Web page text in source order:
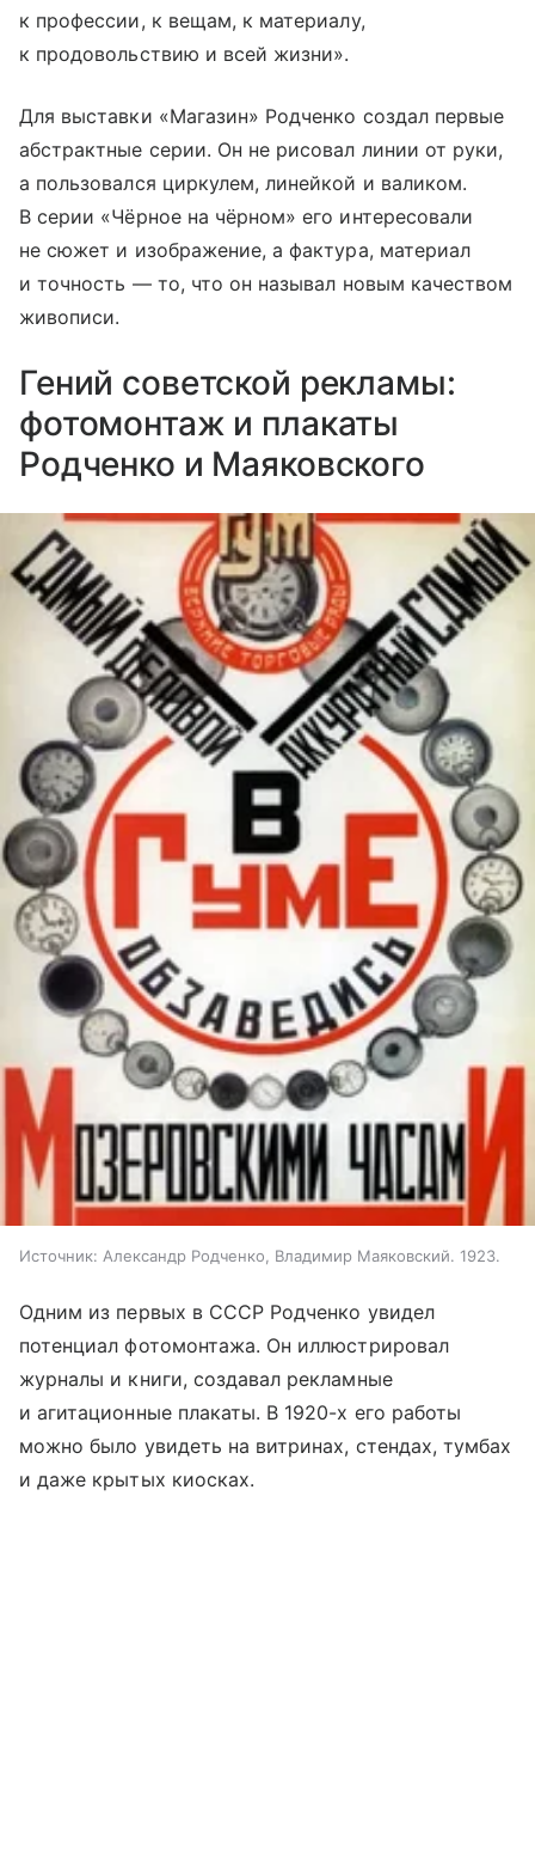
к профессии, к вещам, к материалу,
к продовольствию и всей жизни».
Для выставки «Магазин» Родченко создал первые
абстрактные серии. Он не рисовал линии от руки,
а пользовался циркулем, линейкой и валиком.
В серии «Чёрное на чёрном» его интересовали
не сюжет и изображение, а фактура, материал
и точность — то, что он называл новым качеством
живописи.
Гений советской рекламы:
фотомонтаж и плакаты
Родченко и Маяковского
Источник: Александр Родченко, Владимир Маяковский. 1923.
Одним из первых в СССР Родченко увидел
потенциал фотомонтажа. Он иллюстрировал
журналы и книги, создавал рекламные
и агитационные плакаты. В 1920-х его работы
можно было увидеть на витринах, стендах, тумбах
и даже крытых киосках.